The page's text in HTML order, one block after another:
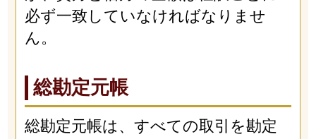
必ず一致していなければなりませ
ん。
総勘定元帳
総勘定元帳は、すべての取引を勘定